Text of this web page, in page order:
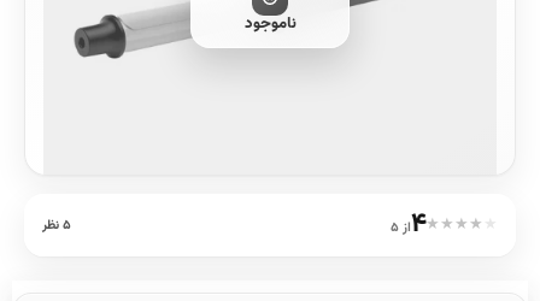
ناموجود
★
★
★
★
★۴از ۵ ۵ نظر